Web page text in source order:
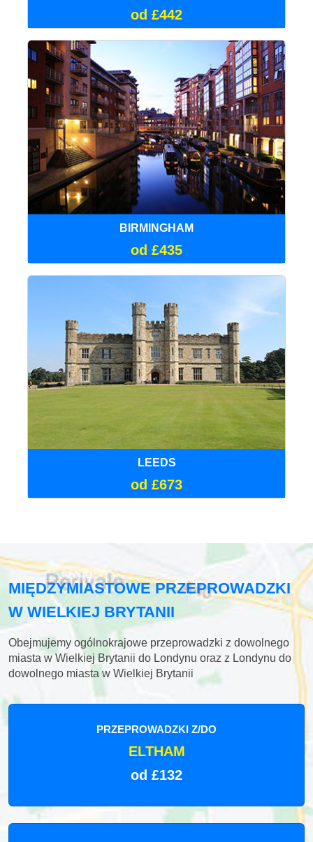
od £442
BIRMINGHAM
od £435
LEEDS
od £673
MIĘDZYMIASTOWE PRZEPROWADZKI
W WIELKIEJ BRYTANII
Obejmujemy ogólnokrajowe przeprowadzki z dowolnego
miasta w Wielkiej Brytanii do Londynu oraz z Londynu do
dowolnego miasta w Wielkiej Brytanii
PRZEPROWADZKI Z/DO
ELTHAM
od £132